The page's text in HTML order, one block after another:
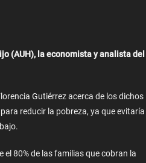
(AUH), la economista y analista del
Gutiérrez acerca de los dichos
reducir la pobreza, ya que evitaría
el 80% de las familias que cobran la